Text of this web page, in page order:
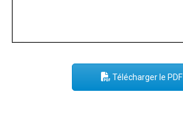
Télécharger le PDF